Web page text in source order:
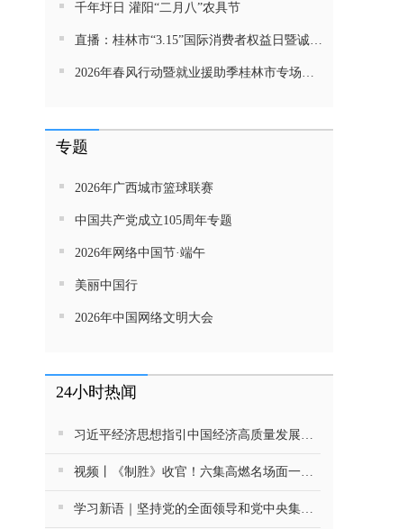
千年圩日 灌阳“二月八”农具节
直播：桂林市“3.15”国际消费者权益日暨诚信教育主题活动网民面对面活动
2026年春风行动暨就业援助季桂林市专场招聘活动直播带岗
专题
2026年广西城市篮球联赛
中国共产党成立105周年专题
2026年网络中国节·端午
美丽中国行
2026年中国网络文明大会
24小时热闻
习近平经济思想指引中国经济高质量发展行稳致远
视频丨《制胜》收官！六集高燃名场面一次看够
学习新语｜坚持党的全面领导和党中央集中统一领导